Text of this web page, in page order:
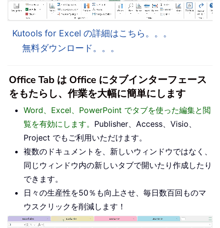
Kutools for Excel の詳細はこちら。。。
無料ダウンロード。。。
Office Tab は Office にタブインターフェース
をもたらし、作業を大幅に簡単にします
Word、Excel、PowerPoint でタブを使った編集と閲
覧を有効にします。 Publisher、Access、Visio、
Project でもご利用いただけます。
複数のドキュメントを、新しいウィンドウではなく、
同じウィンドウ内の新しいタブで開いたり作成したり
できます。
日々の生産性を50％も向上させ、毎日数百回ものマ
ウスクリックを削減します！